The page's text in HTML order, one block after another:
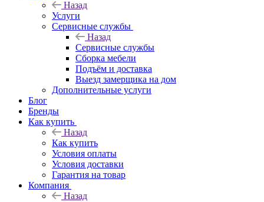
Назад
Услуги
Сервисные службы
Назад
Сервисные службы
Сборка мебели
Подъём и доставка
Выезд замерщика на дом
Дополнительные услуги
Блог
Бренды
Как купить
Назад
Как купить
Условия оплаты
Условия доставки
Гарантия на товар
Компания
Назад